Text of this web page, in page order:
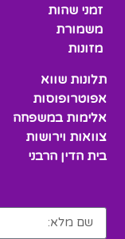
זמני שהות
משמורת
מזונות
תלונות שווא
אפוטרופוסות
אלימות במשפחה
צוואות וירושות
בית הדין הרבני